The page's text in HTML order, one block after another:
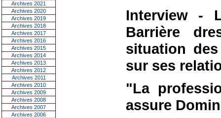
Archives 2021
Archives 2020
Archives 2019
Archives 2018
Archives 2017
Archives 2016
Archives 2015
Archives 2014
Archives 2013
Archives 2012
Archives 2011
Archives 2010
Archives 2009
Archives 2008
Archives 2007
Archives 2006
Interview -
Barrière
situation
sur ses
"La
assure